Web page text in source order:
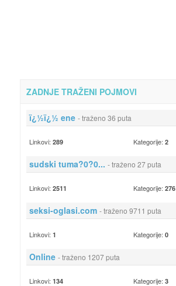
ZADNJE TRAŽENI POJMOVI
ï¿½ï¿½ ene - traženo 36 puta
Linkovi: 289 Kategorije:2
sudski tuma?0?0... - traženo 27 puta
Linkovi: 2511 Kategorije:276
seksi-oglasi.com - traženo 9711 puta
Linkovi: 1 Kategorije:0
Online - traženo 1207 puta
Linkovi: 134 Kategorije:3